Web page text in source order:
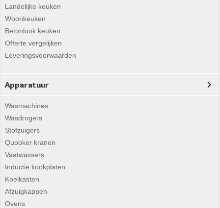
Landelijke keuken
Woonkeuken
Betonlook keuken
Offerte vergelijken
Leveringsvoorwaarden
Apparatuur
Wasmachines
Wasdrogers
Stofzuigers
Quooker kranen
Vaatwassers
Inductie kookplaten
Koelkasten
Afzuigkappen
Ovens